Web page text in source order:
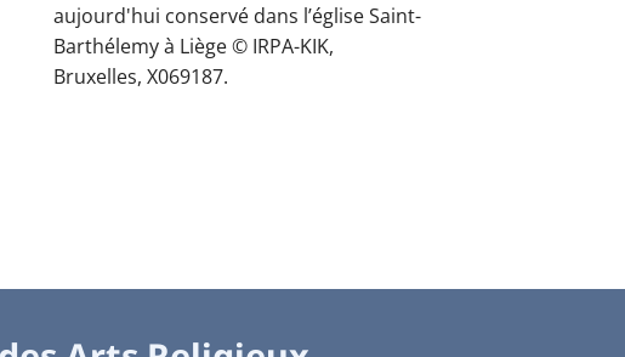
aujourd'hui conservé dans l’église Saint-
Barthélemy à Liège © IRPA-KIK,
Bruxelles, X069187.